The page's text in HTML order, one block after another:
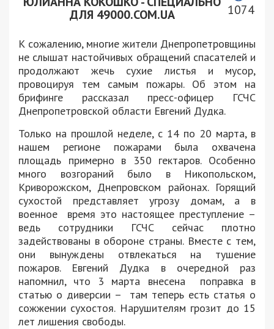
ДЛЯ 49000.COM.UA
1074
К сожалению, многие жители Днепропетровщины
не слышат настойчивых обращений спасателей и
продолжают жечь сухие листья и мусор,
провоцируя тем самым пожары. Об этом на
брифинге рассказал пресс-офицер ГСЧС
Днепропетровской области Евгений Дудка.
Только на прошлой неделе, с 14 по 20 марта, в
нашем регионе пожарами была охвачена
площадь примерно в 350 гектаров. Особенно
много возгораний было в Никопольском,
Криворожском, Днепровском районах. Горящий
сухостой представляет угрозу домам, а в
военное время это настоящее преступление –
ведь сотрудники ГСЧС сейчас плотно
задействованы в обороне страны. Вместе с тем,
они вынуждены отвлекаться на тушение
пожаров. Евгений Дудка в очередной раз
напомнил, что 3 марта внесена поправка в
статью о диверсии – там теперь есть статья о
сожжении сухостоя. Нарушителям грозит до 15
лет лишения свободы.